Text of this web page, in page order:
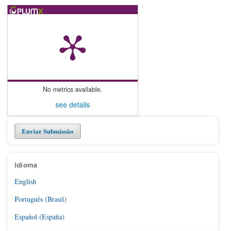
No metrics available.
see details
Enviar Submissão
Idioma
English
Português (Brasil)
Español (España)